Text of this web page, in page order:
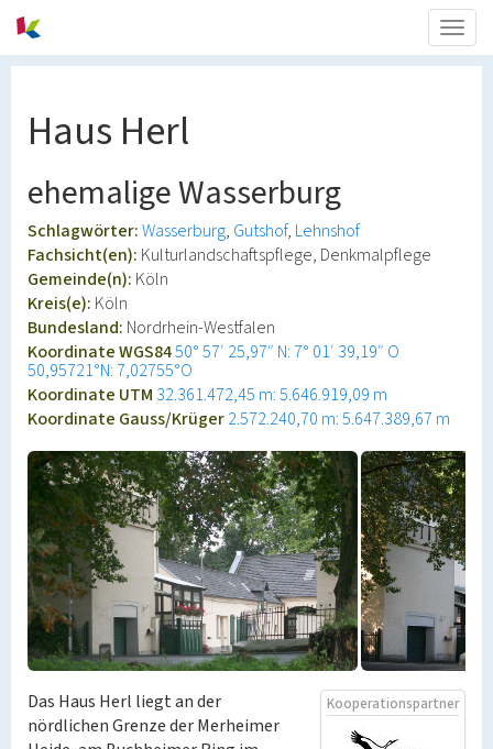
Haus Herl
ehemalige Wasserburg
Schlagwörter:Wasserburg Gutshof Lehnshof
Fachsicht(en): Kulturlandschaftspflege, Denkmalpflege
Gemeinde(n): Köln
Kreis(e): Köln
Bundesland: Nordrhein-Westfalen
Koordinate WGS8450° 57′ 25,97″ N: 7° 01′ 39,19″ O
50,95721°N: 7,02755°O
Koordinate UTM 32.361.472,45 m: 5.646.919,09 m
Koordinate Gauss/Krüger2.572.240,70 m: 5.647.389,67 m
Kooperationspartner
Das Haus Herl liegt an der
nördlichen Grenze der Merheimer